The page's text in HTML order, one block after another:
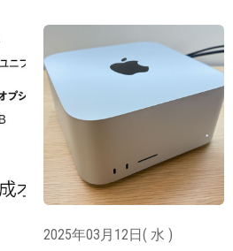
2025年03月12日( 水 )